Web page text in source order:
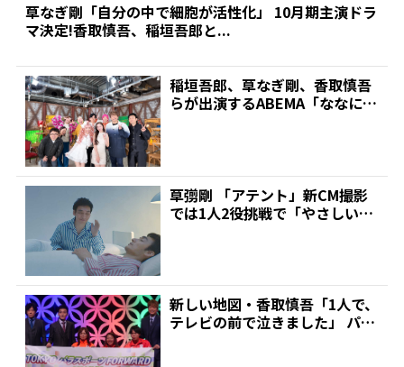
草なぎ剛「自分の中で細胞が活性化」 10月期主演ドラ
マ決定!香取慎吾、稲垣吾郎と...
稲垣吾郎、草なぎ剛、香取慎吾
らが出演するABEMA「ななにー
草彅剛 「アテント」新CM撮影
では1人2役挑戦で「やさしいよ
新しい地図・香取慎吾「1人で、
テレビの前で泣きました」 パリ